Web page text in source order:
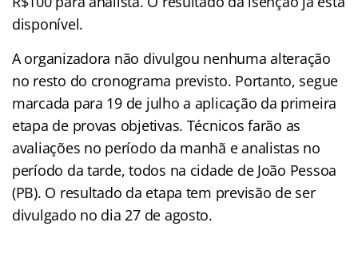
disponível.
A organizadora não divulgou nenhuma alteração
no resto do cronograma previsto. Portanto, segue
marcada para 19 de julho a aplicação da primeira
etapa de provas objetivas. Técnicos farão as
avaliações no período da manhã e analistas no
período da tarde, todos na cidade de João Pessoa
(PB). O resultado da etapa tem previsão de ser
divulgado no dia 27 de agosto.